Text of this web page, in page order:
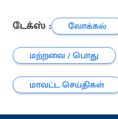
டேக்ஸ் :
லோக்கல்
மற்றவை / பொது
மாவட்ட செய்திகள்